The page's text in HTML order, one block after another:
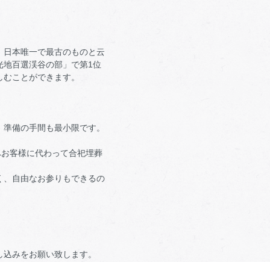
本唯一で最古のものと云
百選渓谷の部」で第1位
ことができます。
備の手間も最小限です。
客様に代わって合祀埋葬
自由なお参りもできるの
みをお願い致します。